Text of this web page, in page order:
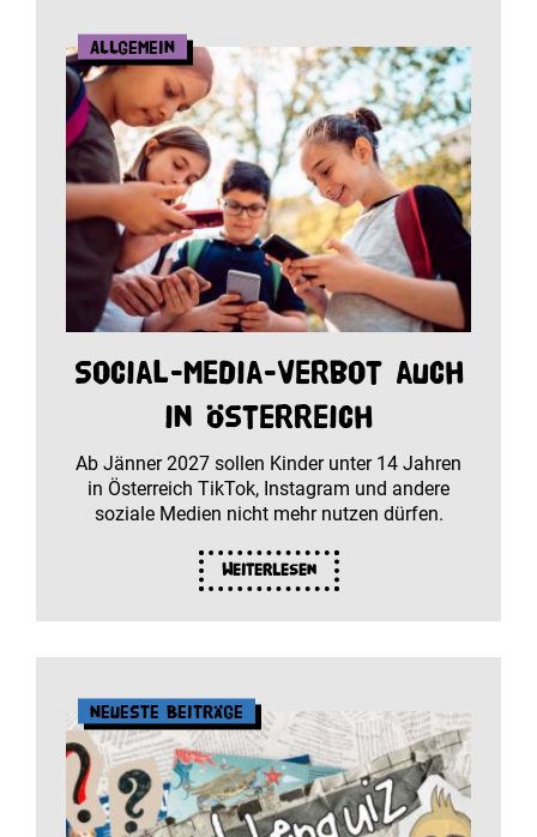
Allgemein
Social-Media-Verbot auch
in Österreich
Ab Jänner 2027 sollen Kinder unter 14 Jahren
in Österreich TikTok, Instagram und andere
soziale Medien nicht mehr nutzen dürfen.
Weiterlesen
Neueste Beiträge